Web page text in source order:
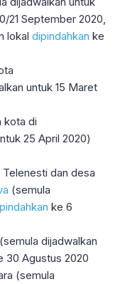
21 September 2020,
lokal dipindahkan ke
untuk 15 Maret
kota di
25 April 2020)
dan desa
(semula
ke 6
(semula dijadwalkan
30 Agustus 2020
(semula